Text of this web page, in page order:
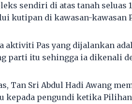
sendiri di atas tanah seluas
kutipan di kawasan-kawasan
aktiviti Pas yang dijalankan
parti itu sehingga ia dikenali
Tan Sri Abdul Hadi Awang
pengundi ketika Pilihan